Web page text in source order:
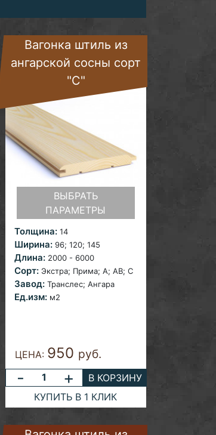
Вагонка штиль из
ангарской сосны сорт
"С"
ВЫБРАТЬ
ПАРАМЕТРЫ
Толщина: 14
Ширина:96; 120; 145
Длина: 2000 - 6000
Сорт:Экстра; Прима; A; AB; С
Завод: Транслес; Ангара
Ед.изм: м2
ЦЕНА: 950 руб.
- +
В КОРЗИНУ
КУПИТЬ В 1 КЛИК